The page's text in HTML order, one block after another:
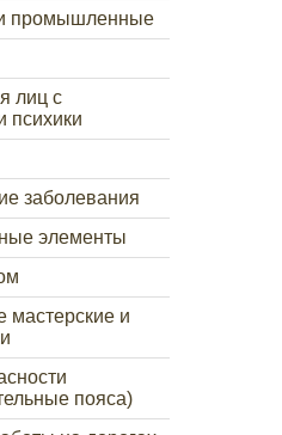
промышленные
лиц с
психики
заболевания
элементы
мастерские и
пояса)